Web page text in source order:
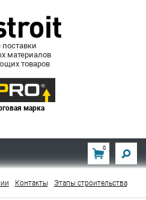
материалов
товаров
марка
0
Контакты Этапы строительства